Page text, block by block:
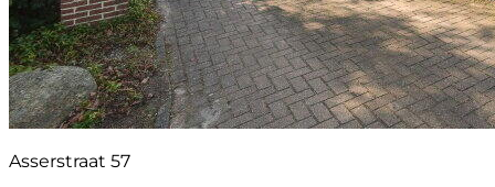
Asserstraat 57